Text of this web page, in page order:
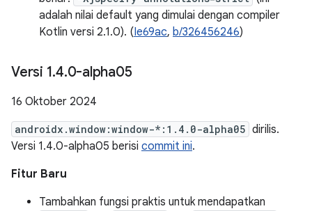
adalah nilai default yang dimulai dengan compiler
Kotlin versi 2.1.0). (Ie69ac, b/326456246)
Versi 1.4.0-alpha05
16 Oktober 2024
androidx.window:window-*:1.4.0-alpha05 dirilis.
Versi 1.4.0-alpha05 berisi commit ini.
Fitur Baru
Tambahkan fungsi praktis untuk mendapatkan